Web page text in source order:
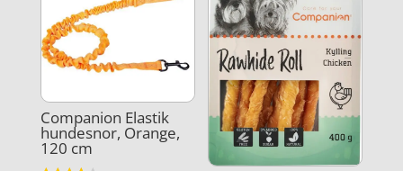
Companion Elastik
hundesnor, Orange,
120 cm